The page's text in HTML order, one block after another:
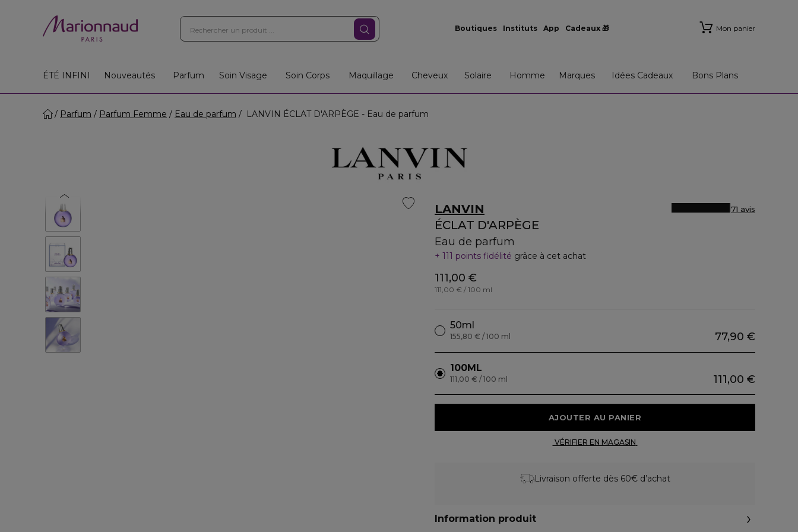
Boutiques Instituts App Cadeaux 🎁 Mon panier
ÉTÉ INFINI Nouveautés Parfum Soin Visage Soin Corps Maquillage Cheveux Solaire Homme Marques Idées Cadeaux Bons Plans
Parfum Parfum Femme Eau de parfum LANVIN ÉCLAT D'ARPÈGE - Eau de parfum
LANVIN
ÉCLAT D'ARPÈGE
Eau de parfum
71 avis
111 points fidélité grâce à cet achat
111,00 €
111,00 € / 100 ml
50ml
77,90 €
155,80 € / 100 ml
100ML
111,00 €
111,00 € / 100 ml
Livraison offerte dès 60€ d’achat
Information produit